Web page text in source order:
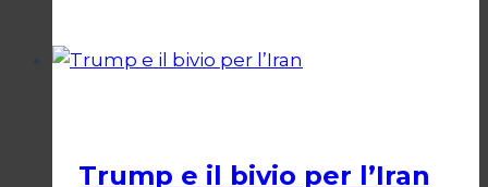
Conflitto:
Trump e il bivio per l’Iran